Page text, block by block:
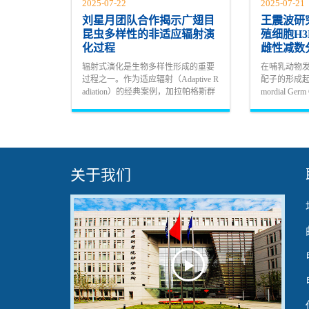
2025-07-22
刘星月团队合作揭示广翅目
昆虫多样性的非适应辐射演
化过程
辐射式演化是生物多样性形成的重要
过程之一。作为适应辐射（Adaptive R
adiation）的经典案例，加拉帕格斯群
2025-07-21
王震波研
殖细胞
雌性减数
在哺乳动物
配子的形成
mordial
关于我们
Play